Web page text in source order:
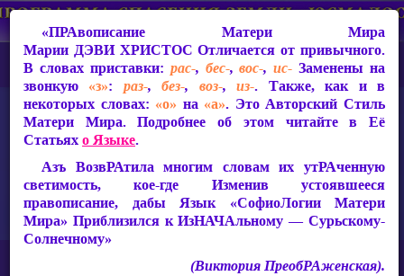
СакРАльная Поэзия Матери Мира
«ПРАвописание Матери Мира
Марии ДЭВИ ХРИСТОС Отличается от привычного.
В словах приставки: рас-, бес-,вос-,ис- Заменены на
звонкую «з»: раз-,без-, воз-,из-. Также, как и в
некоторых словах: «о» на «а». Это Авторский Стиль
Матери Мира. Подробнее об этом читайте в Её
Статьяхо Языке.
Азъ ВозвРАтила многим словам их утРАченную
светимость, кое-где Изменив устоявшееся
правописание, дабы Язык «СофиоЛогии Матери
Мира» Приблизился к ИзНАЧАльному — Сурьскому-
Солнечному»
(Виктория ПреобРАженская).